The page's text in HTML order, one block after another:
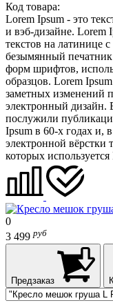
Код товара:
Lorem Ipsum - это
и вэб-дизайне. Lorem
текстов на латинице
безымянный
форм шрифтов,
образцов. Lorem
заметных изменений
электронный дизайн.
послужили
Ipsum в 60-х годах и,
электронной вёрстки
которых
0
3 499 руб
Предзаказ